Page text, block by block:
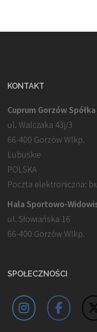
KONTAKT
Cuprum Gorzów
ul. Walczaka 43j/3
66-400 Gorzów Wlkp.
Lubuskie
POLSKA
Poczta elektroniczna:
Hala Sportowo-
ul. Słowiańska 16
66-400 Gorzów Wlkp.
SPOŁECZNOŚCI